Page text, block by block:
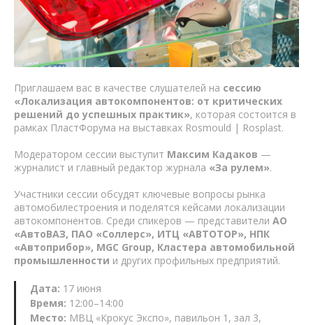
Приглашаем вас в качестве слушателей на сессию
«Локализация автокомпонентов: от критических
решений до успешных практик», которая состоится в
рамках ПластФорума на выставках Rosmould | Rosplast.
Модератором сессии выступит Максим Кадаков —
журналист и главный редактор журнала «За рулем».
Участники сессии обсудят ключевые вопросы рынка
автомобилестроения и поделятся кейсами локализации
автокомпонентов. Среди спикеров — представители АО
«АвтоВАЗ, ПАО «Соллерс», ИТЦ «АВТОТОР», НПК
«Автоприбор», MGC Group, Кластера автомобильной
промышленности и других профильных предприятий.
Дата: 17 июня
Время: 12:00–14:00
Место: МВЦ «Крокус Экспо», павильон 1, зал 3,